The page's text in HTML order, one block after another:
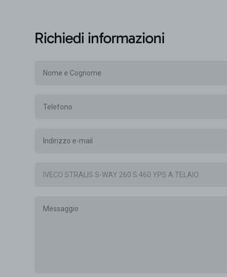
Richiedi informazioni